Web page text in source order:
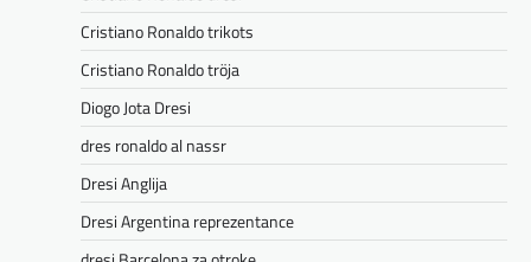
Cristiano Ronaldo trikots
Cristiano Ronaldo tröja
Diogo Jota Dresi
dres ronaldo al nassr
Dresi Anglija
Dresi Argentina reprezentance